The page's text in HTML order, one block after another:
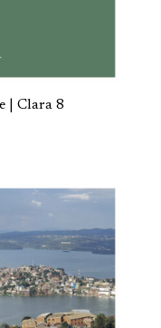
| Clara 8